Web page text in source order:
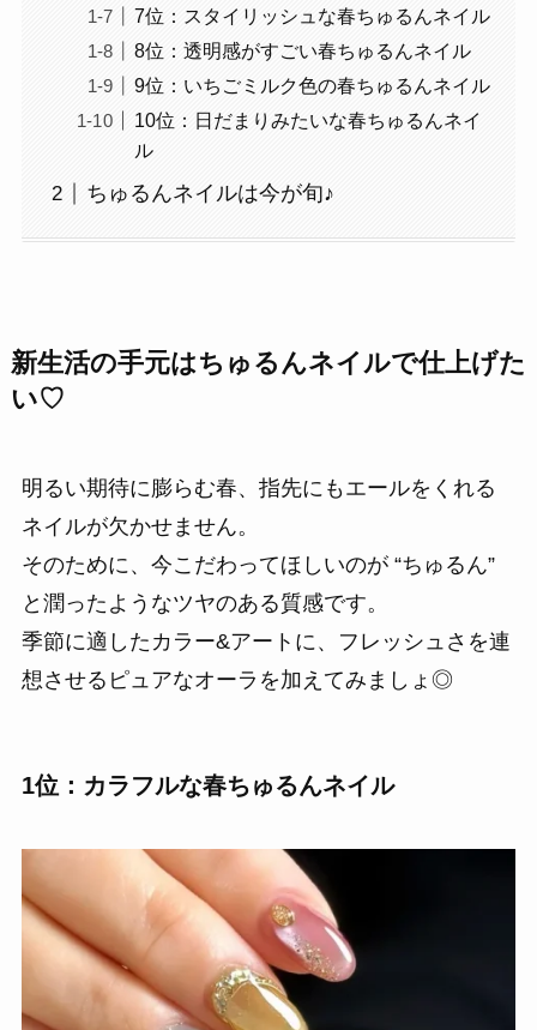
7位：スタイリッシュな春ちゅるんネイル
8位：透明感がすごい春ちゅるんネイル
9位：いちごミルク色の春ちゅるんネイル
10位：日だまりみたいな春ちゅるんネイ
ル
ちゅるんネイルは今が旬♪
新生活の手元はちゅるんネイルで仕上げた
い♡
明るい期待に膨らむ春、指先にもエールをくれる
ネイルが欠かせません。
そのために、今こだわってほしいのが “ちゅるん”
と潤ったようなツヤのある質感です。
季節に適したカラー&アートに、フレッシュさを連
想させるピュアなオーラを加えてみましょ◎
1位：カラフルな春ちゅるんネイル